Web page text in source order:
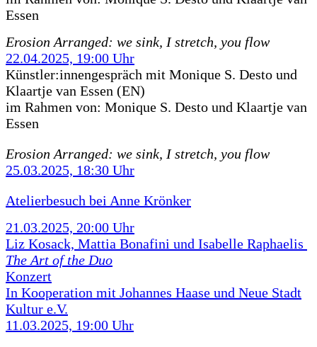
Essen
Erosion Arranged: we sink, I stretch, you flow
22.04.2025, 19:00 Uhr
Künstler:innengespräch mit Monique S. Desto und
Klaartje van Essen (EN)
im Rahmen von: Monique S. Desto und Klaartje van
Essen
Erosion Arranged: we sink, I stretch, you flow
25.03.2025, 18:30 Uhr
Atelierbesuch bei Anne Krönker
21.03.2025, 20:00 Uhr
Liz Kosack, Mattia Bonafini und Isabelle Raphaelis
The Art of the Duo
Konzert
In Kooperation mit Johannes Haase und Neue Stadt
Kultur e.V.
11.03.2025, 19:00 Uhr